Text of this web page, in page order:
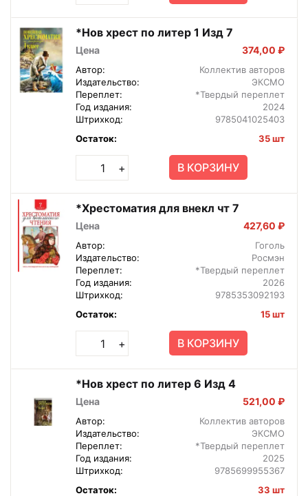
*Нов хрест по литер 1 Изд 7
Цена 374,00 ₽
Автор:
Коллектив авторов
Издательство:
ЭКСМО
Переплет:
*Твердый переплет
Год издания:
2024
Штрихкод:
9785041025403
Остаток:
35 шт
+ В КОРЗИНУ
*Хрестоматия для внекл чт 7
Цена 427,60 ₽
Автор:
Гоголь
Издательство:
Росмэн
Переплет:
*Твердый переплет
Год издания:
2026
Штрихкод:
9785353092193
Остаток:
15 шт
+ В КОРЗИНУ
*Нов хрест по литер 6 Изд 4
Цена 521,00 ₽
Автор:
Коллектив авторов
Издательство:
ЭКСМО
Переплет:
*Твердый переплет
Год издания:
2025
Штрихкод:
9785699955367
Остаток:
33 шт